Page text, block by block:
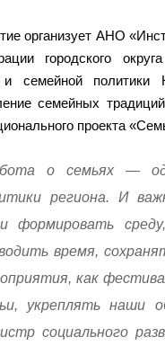
организует АНО
городского
и семейной политики
семейных
проекта
о семьях —
региона. И
формировать
время,
как
укреплять наши
социального